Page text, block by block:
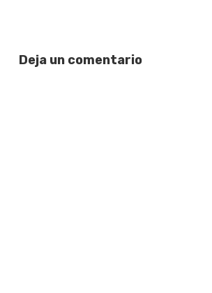
Deja un comentario